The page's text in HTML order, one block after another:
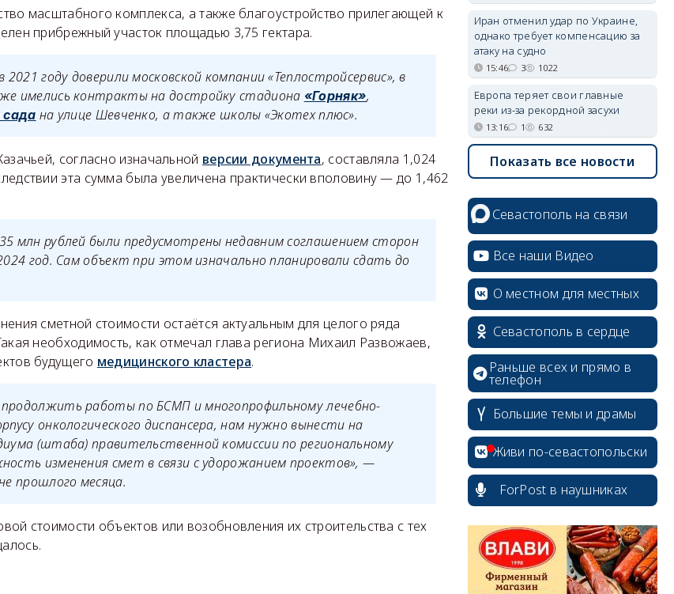
масштабного комплекса, а также благоустройство прилегающей к
прибрежный участок площадью 3,75 гектара.
2021 году доверили московской компании «Теплостройсервис», в
имелись контракты на достройку стадиона «Горняк»,
сада на улице Шевченко, а также школы «Экотех плюс».
согласно изначальной версии документа, составляла 1,024
эта сумма была увеличена практически вполовину — до 1,462
млн рублей были предусмотрены недавним соглашением сторон
год. Сам объект при этом изначально планировали сдать до
сметной стоимости остаётся актуальным для целого ряда
необходимость, как отмечал глава региона Михаил Развожаев,
будущего медицинского кластера.
работы по БСМП и многопрофильному лечебно-
онкологического диспансера, нам нужно вынести на
(штаба) правительственной комиссии по региональному
изменения смет в связи с удорожанием проектов», —
прошлого месяца.
стоимости объектов или возобновления их строительства с тех
Иран отменил удар по Украине,
однако требует компенсацию за
атаку на судно
15:46 3 1022
Европа теряет свои главные
реки из-за рекордной засухи
13:16 1 632
Показать все новости
Севастополь на связи
Все наши Видео
О местном для местных
Севастополь в сердце
Раньше всех и прямо в
телефон
Большие темы и драмы
Живи по-севастопольски
ForPost в наушниках
erid: 2SDnjcrDNw6
erid: 2SDnjdPjgYS